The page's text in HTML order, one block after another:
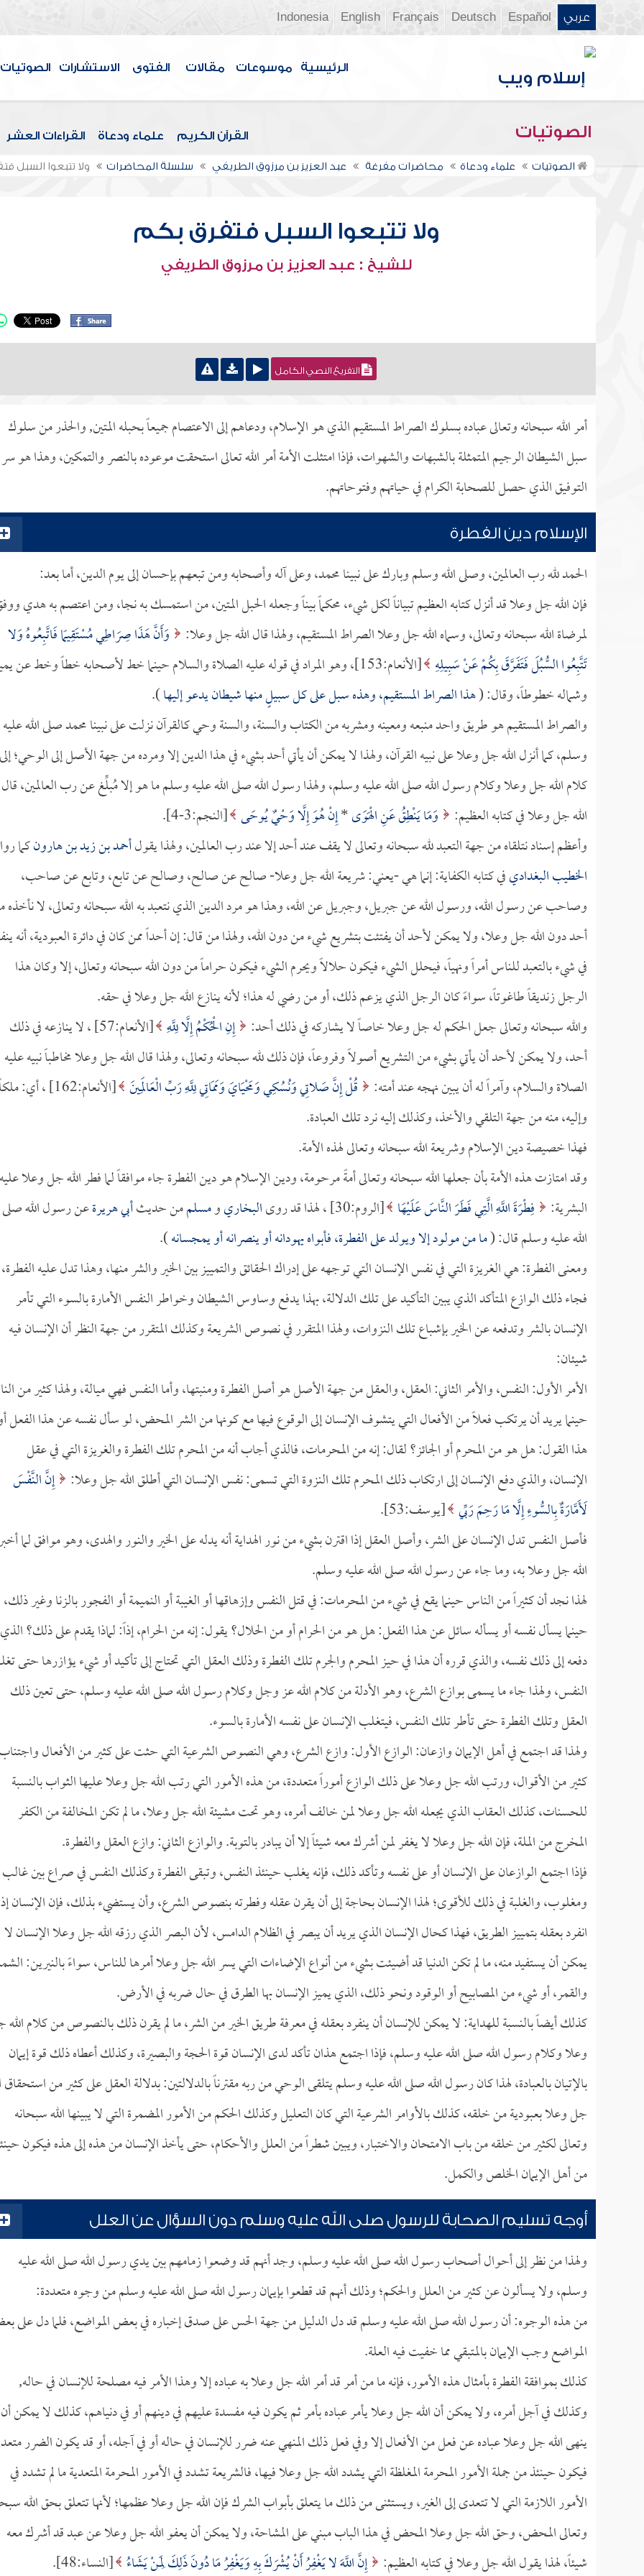
عربي Español
Deutsch
Français
English
Indonesia
الرئيسية موسوعات مقالات الفتوى الاستشارات الصوتيات
الصوتيات القرآن الكريم علماء ودعاة القراءات العشر
الصوتيات علماء ودعاة محاضرات مفرغة عبد العزيز بن مرزوق الطريفي سلسلة المحاضرات ولا تتبعوا السبل
ولا تتبعوا السبل فتفرق بكم
للشيخ : عبد العزيز بن مرزوق الطريفي
التفريغ النصي الكامل
أمر الله سبحانه وتعالى عباده بسلوك الصراط المستقيم الذي هو الإسلام، ودعاهم إلى الاعتصام جميعاً بحبله المتين, والحذر من سلوك
سبل الشيطان الرجيم المتمثلة بالشبهات والشهوات، فإذا امتثلت الأمة أمر الله تعالى استحقت موعوده بالنصر والتمكين، وهذا هو سر
التوفيق الذي حصل للصحابة الكرام في حياتهم وفتوحاتهم.
الإسلام دين الفطرة
الحمد لله رب العالمين، وصلى الله وسلم وبارك على نبينا محمد، وعلى آله وأصحابه ومن تبعهم بإحسان إلى يوم الدين، أما بعد:
فإن الله جل وعلا قد أنزل كتابه العظيم تبياناً لكل شيء، محكماً بيناً وجعله الحبل المتين، من استمسك به نجا، ومن اعتصم به هدي
لمرضاة الله سبحانه وتعالى، وسماه الله جل وعلا الصراط المستقيم، ولهذا قال الله جل وعلا:
وَأَنَّ هَذَا صِرَاطِي مُسْتَقِيمًا فَاتَّبِعُوهُ وَلا
تَتَّبِعُوا السُّبُلَ فَتَفَرَّقَ بِكُمْ عَنْ سَبِيلِهِ
[الأنعام:153]، وهو المراد في قوله عليه الصلاة والسلام حينما خط لأصحابه خطاً وخط عن
وشماله خطوطاً، وقال: (هذا الصراط المستقيم، وهذه سبل على كل سبيلٍ منها شيطان يدعو إليها).
والصراط المستقيم هو طريق واحد منبعه ومعينه ومشربه من الكتاب والسنة، والسنة وحي كالقرآن نزلت على نبينا محمد صلى الله عليه
وسلم، كما أنزل الله جل وعلا على نبيه القرآن، ولهذا لا يمكن أن يأتي أحد بشيء في هذا الدين إلا ومرده من جهة الأصل إلى الوحي؛
كلام الله جل وعلا وكلام رسول الله صلى الله عليه وسلم، ولهذا رسول الله صلى الله عليه وسلم ما هو إلا مُبلِّغ عن رب العالمين، قال
الله جل وعلا في كتابه العظيم:
وَمَا يَنْطِقُ عَنِ الْهَوَى*إِنْ هُوَ إِلَّا وَحْيٌ يُوحَى [النجم:3-4].
وأعظم إسناد نتلقاه من جهة التعبد لله سبحانه وتعالى لا يقف عند أحد إلا عند رب العالمين، ولهذا يقولأحمد بن زيد بن هارونكما
الخطيب البغداديفي كتابه الكفاية: إنما هي -يعني: شريعة الله جل وعلا- صالح عن صالح، وصالح عن تابع، وتابع عن صاحب،
وصاحب عن رسول الله، ورسول الله عن جبريل، وجبريل عن الله، وهذا هو مرد الدين الذي نتعبد به الله سبحانه وتعالى، لا
أحد دون الله جل وعلا، ولا يمكن لأحد أن يفتئت بتشريع شيء من دون الله، ولهذا من قال: إن أحداً ممن كان في دائرة العبودية، أنه
في شيء بالتعبد للناس أمراً ونهياً، فيحلل الشيء فيكون حلالاً ويحرم الشيء فيكون حراماً من دون الله سبحانه وتعالى، إلا وكان هذا
الرجل زنديقاً طاغوتاً، سواءً كان الرجل الذي يزعم ذلك، أو من رضي له هذا؛ لأنه ينازع الله جل وعلا في حقه.
والله سبحانه وتعالى جعل الحكم له جل وعلا خاصاً لا يشاركه في ذلك أحد: إِنِ الْحُكْمُ إِلَّا لِلَّهِ
[الأنعام:57] ، لا ينازعه في ذلك
أحد، ولا يمكن لأحد أن يأتي بشيء من التشريع أصولاً وفروعاً، فإن ذلك لله سبحانه وتعالى، ولهذا قال الله جل وعلا مخاطباً نبيه عليه
الصلاة والسلام، وآمراً له أن يبين نهجه عند أمته:
قُلْ إِنَّ صَلاتِي وَنُسُكِي وَمَحْيَايَ وَمَمَاتِي لِلَّهِ رَبِّ الْعَالَمِينَ
[الأنعام:162] ، أي:
وإليه، منه من جهة التلقي والأخذ، وكذلك إليه نرد تلك العبادة.
فهذا خصيصة دين الإسلام وشريعة الله سبحانه وتعالى لهذه الأمة.
وقد امتازت هذه الأمة بأن جعلها الله سبحانه وتعالى أمةً مرحومة، ودين الإسلام هو دين الفطرة جاء موافقاً لما فطر الله جل وعلا
البشرية:
فِطْرَةَ اللَّهِ الَّتِي فَطَرَ النَّاسَ عَلَيْهَا [الروم:30] ، لهذا قد روى البخاريومسلممن حديثأبي هريرةعن رسول الله صلى
الله عليه وسلم قال: (ما من مولود إلا ويولد على الفطرة، فأبواه يهودانه أو ينصرانه أو يمجسانه).
ومعنى الفطرة: هي الغريزة التي في نفس الإنسان التي توجهه على إدراك الحقائق والتمييز بين الخير والشر منها، وهذا تدل عليه الفطرة،
فجاء ذلك الوازع المتأكد الذي يبين التأكيد على تلك الدلالة، بهذا يدفع وساوس الشيطان وخواطر النفس الأمارة بالسوء التي تأمر
الإنسان بالشر وتدفعه عن الخير بإشباع تلك النزوات، ولهذا المتقرر في نصوص الشريعة وكذلك المتقرر من جهة النظر أن الإنسان فيه
شيئان:
الأمر الأول: النفس، والأمر الثاني: العقل، والعقل من جهة الأصل هو أصل الفطرة ومنبتها، وأما النفس فهي ميالة، ولهذا كثير من
حينما يريد أن يرتكب فعلاً من الأفعال التي يتشوف الإنسان إلى الوقوع فيها مع كونها من الشر المحض، لو سأل نفسه عن هذا الفعل
هذا القول: هل هو من المحرم أو الجائز؟ لقال: إنه من المحرمات، فالذي أجاب أنه من المحرم تلك الفطرة والغريزة التي في عقل
الإنسان، والذي دفع الإنسان إلى ارتكاب ذلك المحرم تلك النزوة التي تسمى: نفس الإنسان التي أطلق الله جل وعلا: إِنَّ النَّفْسَ
لَأَمَّارَةٌ بِالسُّوءِ إِلَّا مَا رَحِمَ رَبِّي [يوسف:53].
فأصل النفس تدل الإنسان على الشر، وأصل العقل إذا اقترن بشيء من نور الهداية أنه يدله على الخير والنور والهدى، وهو موافق لما
الله جل وعلا به، وما جاء عن رسول الله صلى الله عليه وسلم.
لهذا نجد أن كثيراً من الناس حينما يقع في شيء من المحرمات: في قتل النفس وإزهاقها أو الغيبة أو النميمة أو الفجور بالزنا وغير ذلك،
حينما يسأل نفسه أو يسأله سائل عن هذا الفعل: هل هو من الحرام أو من الحلال؟ يقول: إنه من الحرام، إذاً: لماذا يقدم على ذلك؟ الذي
دفعه إلى ذلك نفسه، والذي قرره أن هذا في حيز المحرم والجرم تلك الفطرة وذلك العقل التي تحتاج إلى تأكيد أو شيء يؤازرها حتى
النفس، ولهذا جاء ما يسمى بوازع الشرع، وهو الأدلة من كلام الله عز وجل وكلام رسول الله صلى الله عليه وسلم، حتى تعين ذلك
العقل وتلك الفطرة حتى تأطر تلك النفس، فيتغلب الإنسان على نفسه الأمارة بالسوء.
ولهذا قد اجتمع في أهل الإيمان وازعان: الوازع الأول: وازع الشرع، وهي النصوص الشرعية التي حثت على كثير من الأفعال
كثير من الأقوال، ورتب الله جل وعلا على ذلك الوازع أموراً متعددة، من هذه الأمور التي رتب الله جل وعلا عليها الثواب بالنسبة
للحسنات، كذلك العقاب الذي يجعله الله جل وعلا لمن خالف أمره، وهو تحت مشيئة الله جل وعلا، ما لم تكن المخالفة من الكفر
المخرج من الملة، فإن الله جل وعلا لا يغفر لمن أشرك معه شيئاً إلا أن يبادر بالتوبة. والوازع الثاني: وازع العقل والفطرة.
فإذا اجتمع الوازعان على الإنسان أو على نفسه وتأكد ذلك، فإنه يغلب حينئذ النفس، وتبقى الفطرة وكذلك النفس في صراع بين غالب
ومغلوب، والغلبة في ذلك للأقوى؛ لهذا الإنسان بحاجة إلى أن يقرن عقله وفطرته بنصوص الشرع، وأن يستضيء بذلك، فإن الإنسان
انفرد بعقله بتمييز الطريق، فهذا كحال الإنسان الذي يريد أن يبصر في الظلام الدامس، لأن البصر الذي رزقه الله جل وعلا الإنسان لا
يمكن أن يستفيد منه، ما لم تكن الدنيا قد أضيئت بشيء من أنواع الإضاءات التي يسر الله جل وعلا أمرها للناس، سواءً بالنيرين:
والقمر، أو شيء من المصابيح أو الوقود ونحو ذلك، الذي يميز الإنسان بها الطرق في حال ضربه في الأرض.
كذلك أيضاً بالنسبة للهداية: لا يمكن للإنسان أن ينفرد بعقله في معرفة طريق الخير من الشر، ما لم يقرن ذلك بالنصوص من كلام
وعلا وكلام رسول الله صلى الله عليه وسلم، فإذا اجتمع هذان تأكد لدى الإنسان قوة الحجة والبصيرة، وكذلك أعطاه ذلك قوة إيمان
بالإتيان بالعبادة، لهذا كان رسول الله صلى الله عليه وسلم يتلقى الوحي من ربه مقترناً بالدلالتين: بدلالة العقل على كثير من استحقاق
جل وعلا بعبودية من خلقه، كذلك بالأوامر الشرعية التي كان التعليل وكذلك الحكم من الأمور المضمرة التي لا يبينها الله سبحانه
وتعالى لكثير من خلقه من باب الامتحان والاختبار، ويبين شطراً من العلل والأحكام، حتى يأخذ الإنسان من هذه إلى هذه فيكون
من أهل الإيمان الخلص والكمل.
أوجه تسليم الصحابة للرسول صلى الله عليه وسلم دون السؤال عن العلل
ولهذا من نظر إلى أحوال أصحاب رسول الله صلى الله عليه وسلم، وجد أنهم قد وضعوا زمامهم بين يدي رسول الله صلى الله عليه
وسلم، ولا يسألون عن كثير من العلل والحكم؛ وذلك أنهم قد قطعوا بإيمان رسول الله صلى الله عليه وسلم من وجوه متعددة:
من هذه الوجوه: أن رسول الله صلى الله عليه وسلم قد دل الدليل من جهة الحس على صدق إخباره في بعض المواضع، فلما دل على
المواضع وجب الإيمان بالمتبقي مما خفيت فيه العلة.
كذلك بموافقة الفطرة بأمثال هذه الأمور، فإنه ما من أمر قد أمر الله جل وعلا به عباده إلا وهذا الأمر فيه مصلحة للإنسان في حاله,
وكذلك في آجل أمره، ولا يمكن أن الله جل وعلا يأمر عباده بأمر ثم يكون فيه مفسدة عليهم في دينهم أو في دنياهم، كذلك لا يمكن أن
ينهى الله جل وعلا عباده عن فعل من الأفعال إلا وفي فعل ذلك المنهي عنه ضرر للإنسان في حاله أو في آجله، أو قد يكون الضرر
فيكون حينئذ من جملة الأمور المحرمة المغلظة التي يشدد الله جل وعلا فيها، فالشريعة تشدد في الأمور المحرمة المتعدية ما لم تشدد في
الأمور اللازمة التي لا تتعدى إلى الغير، ويستثنى من ذلك ما يتعلق بأبواب الشرك فإن الله جل وعلا عظمها؛ لأنها تتعلق بحق الله
وتعالى المحض، وحق الله جل وعلا المحض في هذا الباب مبني على المشاحة، ولا يمكن أن يعفو الله جل وعلا عن عبد قد أشرك معه
شيئاً، لهذا يقول الله جل وعلا في كتابه العظيم: إِنَّ اللَّهَ لا يَغْفِرُ أَنْ يُشْرَكَ بِهِ وَيَغْفِرُ مَا دُونَ ذَلِكَ لِمَنْ يَشَاءُ [النساء:48].